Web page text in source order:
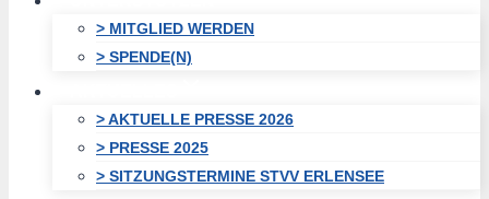
> MITGLIED WERDEN
> SPENDE(N)
> AKTUELLE PRESSE 2026
> PRESSE 2025
> SITZUNGSTERMINE STVV ERLENSEE